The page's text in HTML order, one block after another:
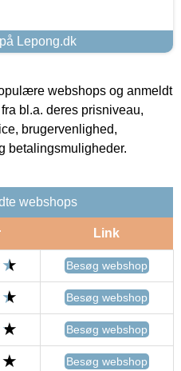
Lepong.dk
webshops og anmeldt
bl.a. deres prisniveau,
brugervenlighed,
betalingsmuligheder.
webshops
Link
Besøg webshop
Besøg webshop
Besøg webshop
Besøg webshop